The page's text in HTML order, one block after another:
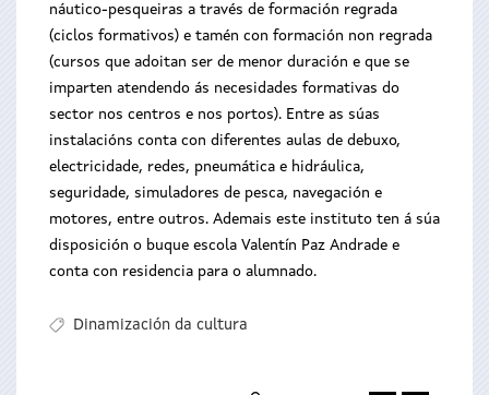
náutico-pesqueiras a través de formación regrada
(ciclos formativos) e tamén con formación non regrada
(cursos que adoitan ser de menor duración e que se
imparten atendendo ás necesidades formativas do
sector nos centros e nos portos). Entre as súas
instalacións conta con diferentes aulas de debuxo,
electricidade, redes, pneumática e hidráulica,
seguridade, simuladores de pesca, navegación e
motores, entre outros. Ademais este instituto ten á súa
disposición o buque escola Valentín Paz Andrade e
conta con residencia para o alumnado.
Dinamización da cultura